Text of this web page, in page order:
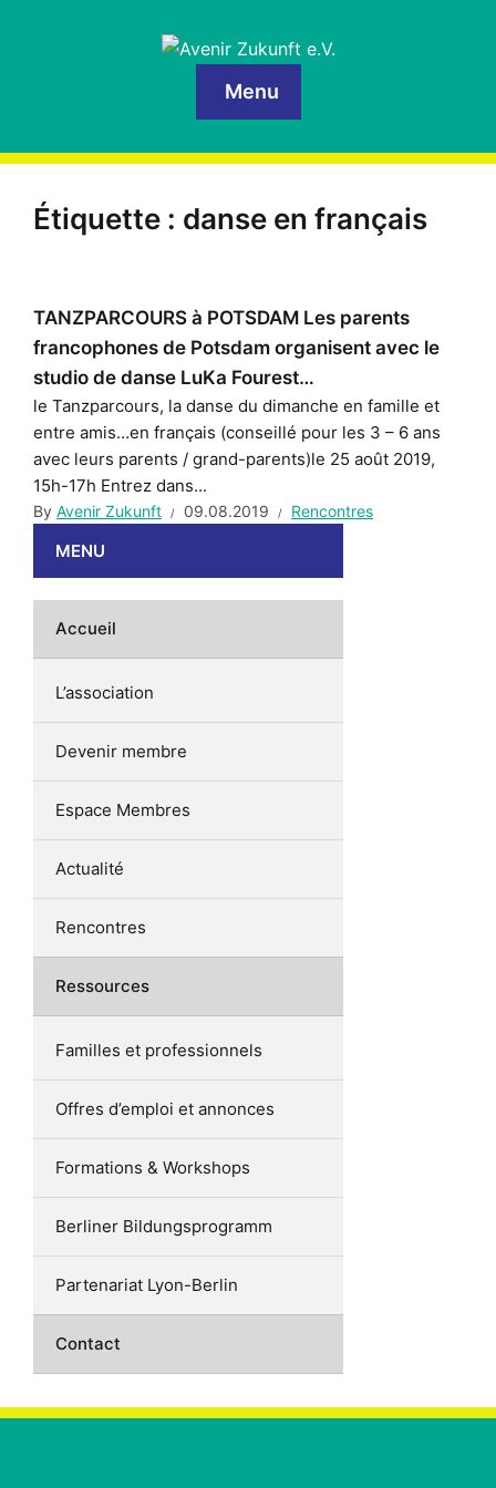
Menu
Étiquette : danse en français
TANZPARCOURS à POTSDAM Les parents
francophones de Potsdam organisent avec le
studio de danse LuKa Fourest…
le Tanzparcours, la danse du dimanche en famille et
entre amis…en français (conseillé pour les 3 – 6 ans
avec leurs parents / grand-parents)le 25 août 2019,
15h-17h Entrez dans...
By Avenir Zukunft 09.08.2019 Rencontres
MENU
Accueil
L’association
Devenir membre
Espace Membres
Actualité
Rencontres
Ressources
Familles et professionnels
Offres d’emploi et annonces
Formations & Workshops
Berliner Bildungsprogramm
Partenariat Lyon-Berlin
Contact